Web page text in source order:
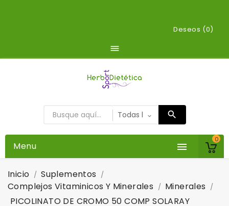
Deseos (0)

0

Menu
Inicio
Suplementos
Complejos Vitaminicos Y Minerales
Minerales
PICOLINATO DE CROMO 50 COMP SOLARAY